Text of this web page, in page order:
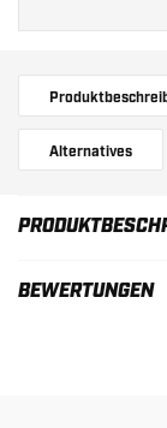
Alternatives
BEWERTUNGEN